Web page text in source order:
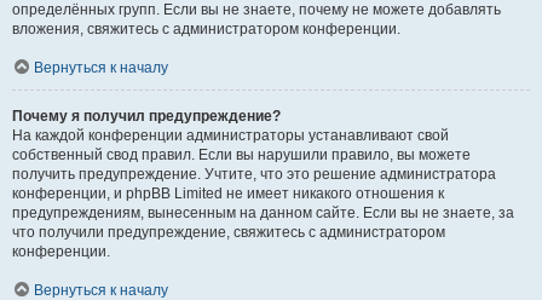
определённых групп. Если вы не знаете, почему не можете добавлять
вложения, свяжитесь с администратором конференции.
Вернуться к началу
Почему я получил предупреждение?
На каждой конференции администраторы устанавливают свой
собственный свод правил. Если вы нарушили правило, вы можете
получить предупреждение. Учтите, что это решение администратора
конференции, и phpBB Limited не имеет никакого отношения к
предупреждениям, вынесенным на данном сайте. Если вы не знаете, за
что получили предупреждение, свяжитесь с администратором
конференции.
Вернуться к началу